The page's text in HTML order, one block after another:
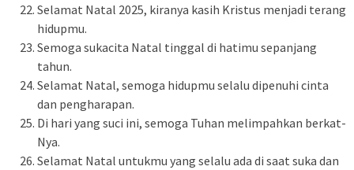
Selamat Natal 2025, kiranya kasih Kristus menjadi terang
hidupmu.
Semoga sukacita Natal tinggal di hatimu sepanjang
tahun.
Selamat Natal, semoga hidupmu selalu dipenuhi cinta
dan pengharapan.
Di hari yang suci ini, semoga Tuhan melimpahkan berkat-
Nya.
Selamat Natal untukmu yang selalu ada di saat suka dan